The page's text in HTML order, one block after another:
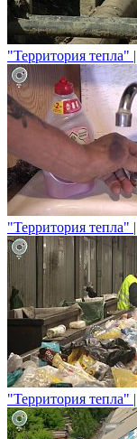
"Территория
"Территория
"Территория тепла"